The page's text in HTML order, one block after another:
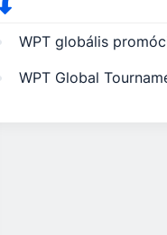
WPT globális
WPT Global